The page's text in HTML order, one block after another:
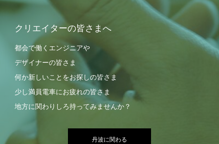
クリエイターの皆さまへ
都会で働くエンジニアや
デザイナーの皆さま
何か新しいことをお探しの皆さま
少し満員電車にお疲れの皆さま
地方に関わりしろ持ってみませんか？
丹波に関わる